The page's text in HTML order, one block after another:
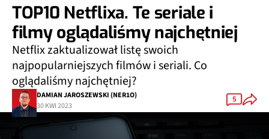
TOP10 Netflixa. Te seriale i
filmy oglądaliśmy najchętniej
Netflix zaktualizował listę swoich
najpopularniejszych filmów i seriali. Co
oglądaliśmy najchętniej?
DAMIAN JAROSZEWSKI (NER1O)
30 KWI 2023
5